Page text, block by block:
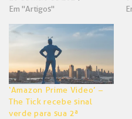
Em "Artigos"
‘Amazon Prime Video’ –
The Tick recebe sinal
verde para sua 2ª